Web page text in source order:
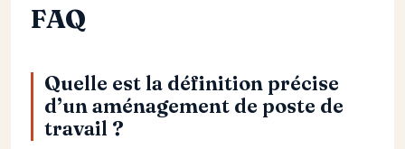
FAQ
Quelle est la définition précise
d’un aménagement de poste de
travail ?